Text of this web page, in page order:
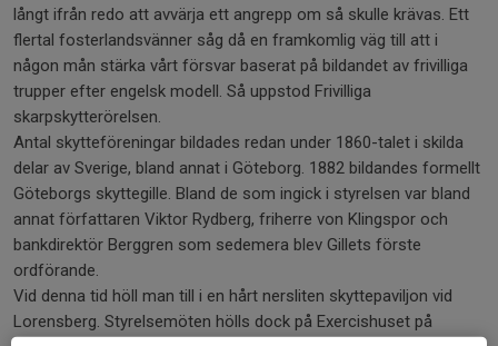
långt ifrån redo att avvärja ett angrepp om så skulle krävas. Ett
flertal fosterlandsvänner såg då en framkomlig väg till att i
någon mån stärka vårt försvar baserat på bildandet av frivilliga
trupper efter engelsk modell. Så uppstod Frivilliga
skarpskytterörelsen.
Antal skytteföreningar bildades redan under 1860-talet i skilda
delar av Sverige, bland annat i Göteborg. 1882 bildandes formellt
Göteborgs skyttegille. Bland de som ingick i styrelsen var bland
annat författaren Viktor Rydberg, friherre von Klingspor och
bankdirektör Berggren som sedemera blev Gillets förste
ordförande.
Vid denna tid höll man till i en hårt nersliten skyttepaviljon vid
Lorensberg. Styrelsemöten hölls dock på Exercishuset på